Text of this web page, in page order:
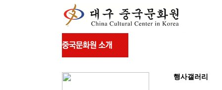
행사갤러리